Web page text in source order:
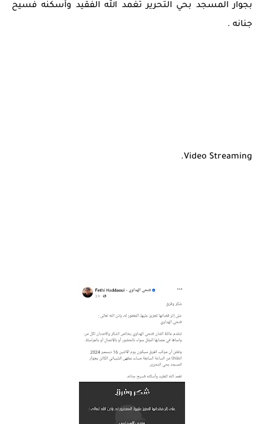
بجوار المسجد بحي التحرير تغمد الله الفقيد وأسكنه فسيح
جنانه .
Video Streaming.